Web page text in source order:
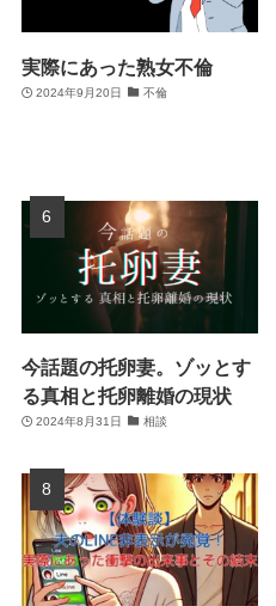
実際にあった熟女不倫
2024年9月20日 不倫
今話題の托卵妻。ゾッとす
る真相と托卵離婚の現状
2024年8月31日 相談